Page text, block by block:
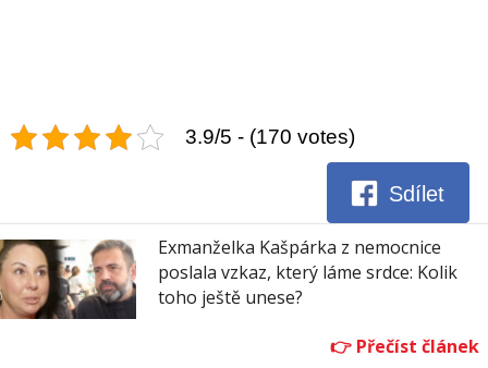
3.9/5 - (170 votes)
Sdílet
Exmanželka Kašpárka z nemocnice
poslala vzkaz, který láme srdce: Kolik
toho ještě unese?